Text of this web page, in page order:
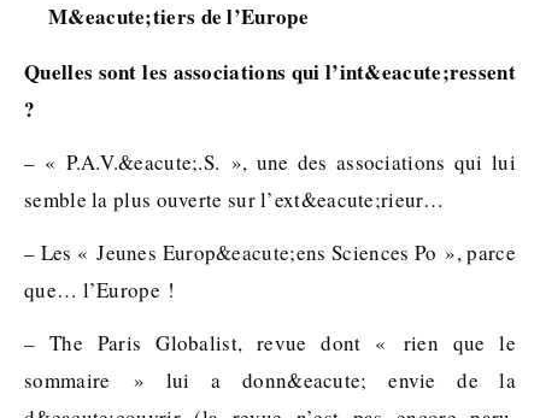
M&eacute;tiers de l’Europe
Quelles sont les associations qui l’int&eacute;ressent
?
– « P.A.V.&eacute;.S. », une des associations qui lui
semble la plus ouverte sur l’ext&eacute;rieur…
– Les « Jeunes Europ&eacute;ens Sciences Po », parce
que… l’Europe !
– The Paris Globalist, revue dont « rien que le
sommaire » lui a donn&eacute; envie de la